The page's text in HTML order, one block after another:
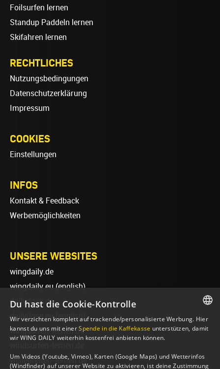
Foilsurfen lernen
Standup Paddeln lernen
Skifahren lernen
RECHTLICHES
Nutzungsbedingungen
Datenschutzerklärung
Impressum
COOKIES
Einstellungen
INFOS
Kontakt & Feedback
Werbemöglichkeiten
UNSERE WEBSITES
wingdaily.de
wingdaily.eu(english)
dailydose.de
dailydose.eu (english)
wingsurfen-lernen.de
wellenreiten-lernen.de
GERMAN
Du hast die Cookie-Kontrolle
Wir verzichten komplett auf trackende/personalisierte Werbung. Hier
kannst du uns mit einerSpende in die Kaffekasse unterstützen, damit
wir WING DAILY weiterhin kostenfrei anbieten können.
Um Videos (Youtube, Vimeo), Karten (Google Maps) und Wetterinfos
(Windfinder) auf unserer Website zu aktivieren, ist deine Zustimmung